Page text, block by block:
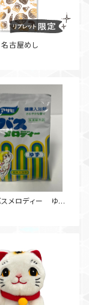
古屋めし
メロディー ゆ
LIBRETTO限定